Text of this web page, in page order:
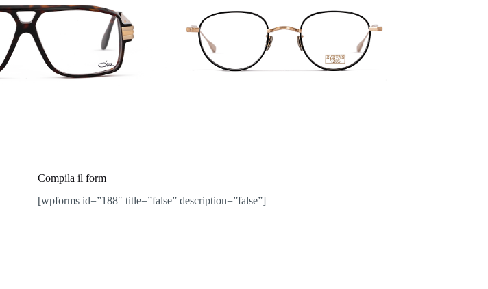
Compila il form
[wpforms id=”188″ title=”false” description=”false”]